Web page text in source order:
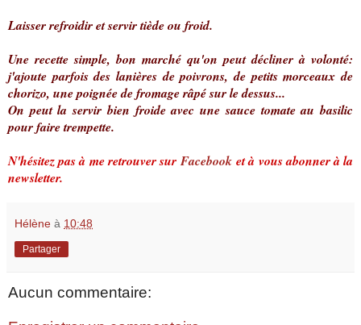
Laisser refroidir et servir tiède ou froid.
Une recette simple, bon marché qu'on peut décliner à volonté:
j'ajoute parfois des lanières de poivrons, de petits morceaux de
chorizo, une poignée de fromage râpé sur le dessus...
On peut la servir bien froide avec une sauce tomate au basilic
pour faire trempette.
N'hésitez pas à me retrouver sur Facebook et à vous abonner à la
newsletter.
Hélène à 10:48
Partager
Aucun commentaire: